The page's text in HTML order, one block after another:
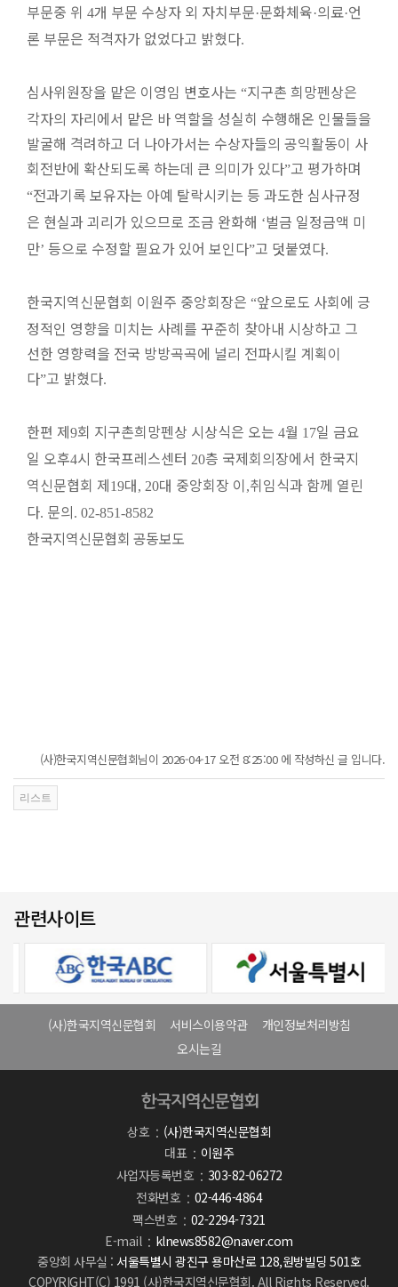
부문중 위 4개 부문 수상자 외 자치부문·문화체육·의료·언
론 부문은 적격자가 없었다고 밝혔다.
심사위원장을 맡은 이영임 변호사는 “지구촌 희망펜상은
각자의 자리에서 맡은 바 역할을 성실히 수행해온 인물들을
발굴해 격려하고 더 나아가서는 수상자들의 공익활동이 사
회전반에 확산되도록 하는데 큰 의미가 있다”고 평가하며
“전과기록 보유자는 아예 탈락시키는 등 과도한 심사규정
은 현실과 괴리가 있으므로 조금 완화해 ‘벌금 일정금액 미
만’ 등으로 수정할 필요가 있어 보인다”고 덧붙였다.
한국지역신문협회 이원주 중앙회장은 “앞으로도 사회에 긍
정적인 영향을 미치는 사례를 꾸준히 찾아내 시상하고 그
선한 영향력을 전국 방방곡곡에 널리 전파시킬 계획이
다”고 밝혔다.
한편 제9회 지구촌희망펜상 시상식은 오는 4월 17일 금요
일 오후4시 한국프레스센터 20층 국제회의장에서 한국지
역신문협회 제19대, 20대 중앙회장 이,취임식과 함께 열린
다. 문의. 02-851-8582
한국지역신문협회 공동보도
(사)한국지역신문협회님이 2026-04-17 오전 8:25:00 에 작성하신 글 입니다.
관련사이트
(사)한국지역신문협회 서비스이용약관
개인정보처리방침
오시는길
상호
(사)한국지역신문협회
대표
이원주
사업자등록번호
303-82-06272
전화번호
02-446-4864
팩스번호
02-2294-7321
E-mail
klnews8582@naver.com
중앙회 사무실 : 서울특별시 광진구 용마산로 128,원방빌딩 501호
COPYRIGHT(C) 1991 (사)한국지역신문협회. All Rights Reserved.